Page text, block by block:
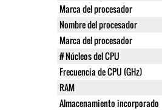
Marca del procesador
Nombre del procesador
Marca del procesador
# Núcleos del CPU
Frecuencia de CPU (GHz)
RAM
Almacenamiento incorporado